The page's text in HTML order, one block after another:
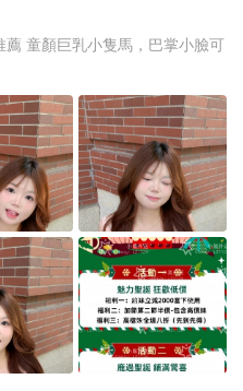
童顏巨乳小隻馬，巴掌小臉可